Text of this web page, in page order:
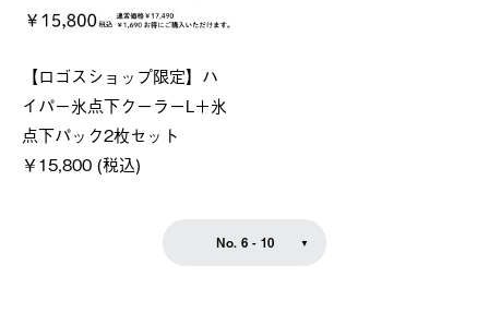
【ロゴスショップ限定】ハ
イパー氷点下クーラーL＋氷
点下パック2枚セット
￥15,800 (税込)
No. 6 - 10